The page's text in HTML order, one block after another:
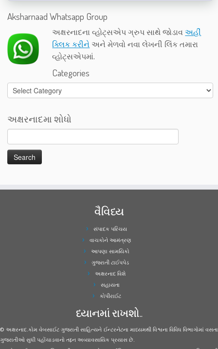
Aksharnaad Whatsapp Group
અક્ષરનાદના વ્હોટ્સએપ ગ્રુપ સાથે જોડાવઅહીં
ક્લિક કરીને અને મેળવો નવા લેખની લિંક તમારા
વ્હોટ્સએપમાં.
Categories
Categories
અક્ષરનાદમા શોધો
વૈવિધ્ય
સંપાદક પરિચય
વાચકોને આમંત્રણ
આપણા સામયિકો
ગુજરાતી ટાઈપપેડ
અક્ષરનાદ વિશે
સહાયતા
કોપીરાઈટ
ધ્યાનમાં રાખશો..
© અક્ષરનાદ.કોમ વેબસાઈટ ગુજરાતી સાહિત્યને ઈન્ટરનેટના માધ્યમથી વિશ્વના વિવિધ વિભાગોમાં વસતા
ગુજરાતીઓ સુધી પહોંચાડવાનો તદ્દન અવ્યાવસાયિક પ્રયાસ છે.